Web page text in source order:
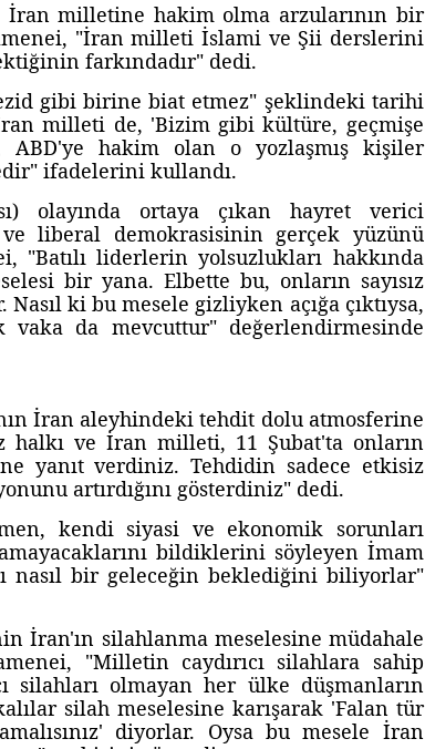
İran milletine hakim olma arzularının bir
"İran milleti İslami ve Şii derslerini
farkındadır" dedi.
gibi birine biat etmez" şeklindeki tarihi
milleti de, 'Bizim gibi kültüre, geçmişe
hakim olan o yozlaşmış kişiler
ifadelerini kullandı.
olayında ortaya çıkan hayret verici
liberal demokrasisinin gerçek yüzünü
"Batılı liderlerin yolsuzlukları hakkında
bir yana. Elbette bu, onların sayısız
ki bu mesele gizliyken açığa çıktıysa,
vaka da mevcuttur" değerlendirmesinde
İran aleyhindeki tehdit dolu atmosferine
halkı ve İran milleti, 11 Şubat'ta onların
yanıt verdiniz. Tehdidin sadece etkisiz
artırdığını gösterdiniz" dedi.
kendi siyasi ve ekonomik sorunları
bildiklerini söyleyen İmam
nasıl bir geleceğin beklediğini biliyorlar"
İran'ın silahlanma meselesine müdahale
"Milletin caydırıcı silahlara sahip
silahları olmayan her ülke düşmanların
silah meselesine karışarak 'Falan tür
diyorlar. Oysa bu mesele İran